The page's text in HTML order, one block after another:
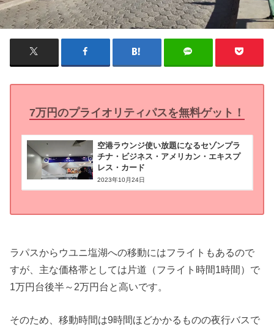
7万円のプライオリティパスを無料ゲット！
空港ラウンジ使い放題になるセゾンプラ
チナ・ビジネス・アメリカン・エキスプ
レス・カード
2023年10月24日
ラパスからウユニ塩湖への移動にはフライトもあるので
すが、主な価格帯としては片道（フライト時間1時間）で
1万円台後半～2万円台と高いです。
そのため、移動時間は9時間ほどかかるものの夜行バスで